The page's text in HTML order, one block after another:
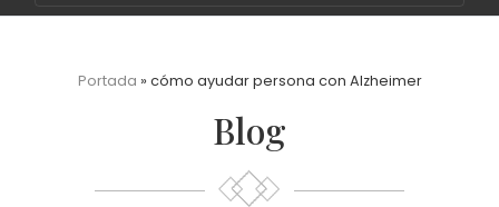
Portada » cómo ayudar persona con Alzheimer
Blog